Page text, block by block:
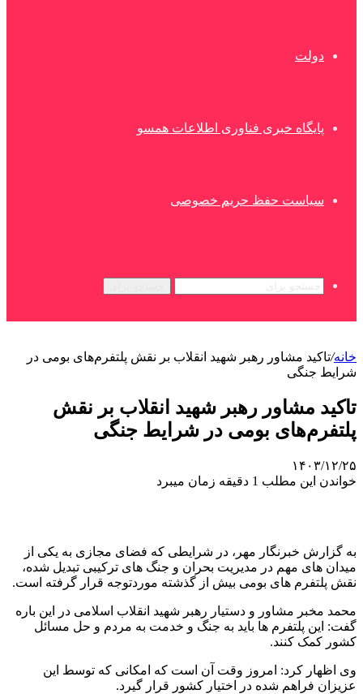
دولت
پایگاه خبری فناوری اطلاعات همسو
سیاست حفظ حریم خصوصی
خانه/تاکید مشاور رهبر شهید انقلاب بر نقش پلتفرم‌های بومی در
شرایط جنگی
تاکید مشاور رهبر شهید انقلاب بر نقش
پلتفرم‌های بومی در شرایط جنگی
۱۴۰۳/۱۲/۲۵
خواندن این مطلب 1 دقیقه زمان میبرد
به گزارش خبرنگار مهر، در شرایطی که فضای مجازی به یکی از
میدان های مهم در مدیریت بحران و جنگ های ترکیبی تبدیل شده،
نقش پلتفرم های بومی بیش از گذشته موردتوجه قرار گرفته است.
محمد مخبر مشاور و دستیار رهبر شهید انقلاب اسلامی در این باره
گفت: این پلتفرم ها باید به جنگ و خدمت به مردم و حل مسائل
کشور کمک کنند.
وی اظهار کرد: امروز وقت آن است که امکانی که توسط این
عزیزان فراهم شده در اختیار کشور قرار گیرد.